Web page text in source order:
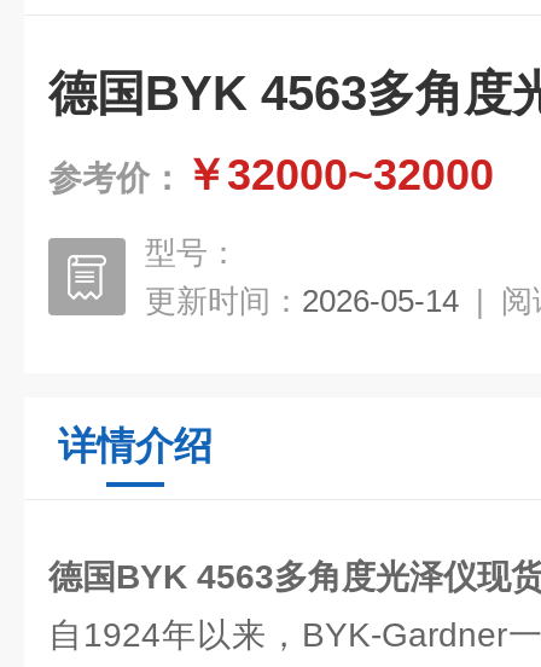
德国BYK 4563多角度
参考价： ￥32000~32000
型号：
更新时间： 2026-05-14 | 阅
详情介绍
德国BYK 4563多角度光泽仪现
自1924年以来，BYK-Gardner